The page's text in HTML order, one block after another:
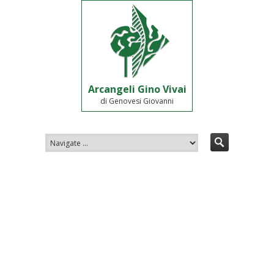
Arcangeli Gino Vivai
di Genovesi Giovanni